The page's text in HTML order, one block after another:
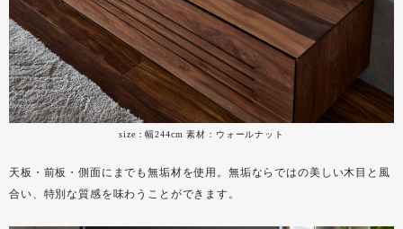
size：幅244cm 素材：ウォールナット
天板・前板・側面にまでも無垢材を使用。無垢ならではの美しい木目と風
合い、特別な質感を味わうことができます。